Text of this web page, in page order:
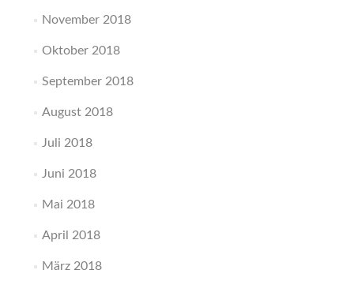
November 2018
Oktober 2018
September 2018
August 2018
Juli 2018
Juni 2018
Mai 2018
April 2018
März 2018